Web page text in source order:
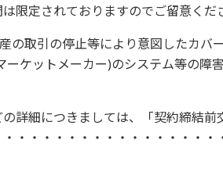
限定されておりますのでご留意くだ
の取引の停止等により意図したカバ
ーケットメーカー)のシステム等の障
詳細につきましては、「契約締結前
・・・・・・・・・・・・・・・・